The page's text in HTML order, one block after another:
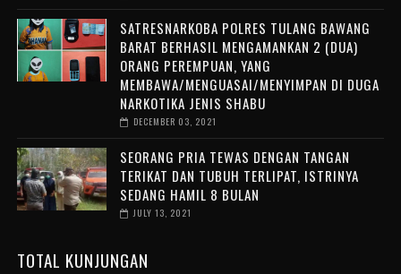
SATRESNARKOBA POLRES TULANG BAWANG
BARAT BERHASIL MENGAMANKAN 2 (DUA)
ORANG PEREMPUAN, YANG
MEMBAWA/MENGUASAI/MENYIMPAN DI DUGA
NARKOTIKA JENIS SHABU
DECEMBER 03, 2021
SEORANG PRIA TEWAS DENGAN TANGAN
TERIKAT DAN TUBUH TERLIPAT, ISTRINYA
SEDANG HAMIL 8 BULAN
JULY 13, 2021
TOTAL KUNJUNGAN